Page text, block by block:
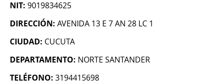
NIT: 9019834625
DIRECCIÓN: AVENIDA 13 E 7 AN 28 LC 1
CIUDAD: CUCUTA
DEPARTAMENTO: NORTE SANTANDER
TELÉFONO: 3194415698